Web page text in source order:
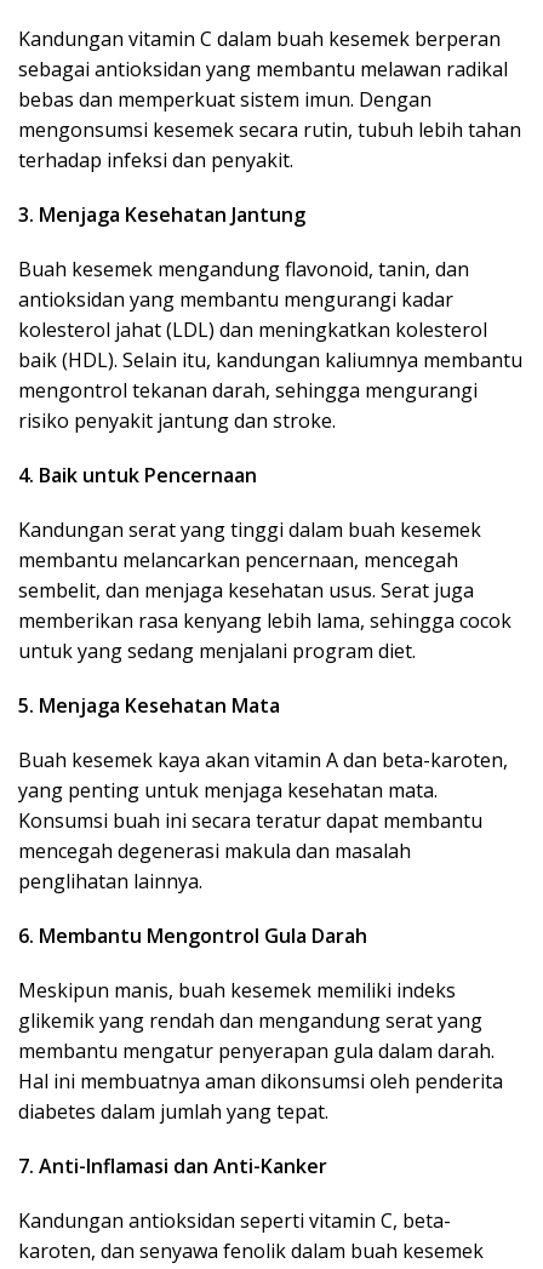
Kandungan vitamin C dalam buah kesemek berperan
sebagai antioksidan yang membantu melawan radikal
bebas dan memperkuat sistem imun. Dengan
mengonsumsi kesemek secara rutin, tubuh lebih tahan
terhadap infeksi dan penyakit.
3. Menjaga Kesehatan Jantung
Buah kesemek mengandung flavonoid, tanin, dan
antioksidan yang membantu mengurangi kadar
kolesterol jahat (LDL) dan meningkatkan kolesterol
baik (HDL). Selain itu, kandungan kaliumnya membantu
mengontrol tekanan darah, sehingga mengurangi
risiko penyakit jantung dan stroke.
4. Baik untuk Pencernaan
Kandungan serat yang tinggi dalam buah kesemek
membantu melancarkan pencernaan, mencegah
sembelit, dan menjaga kesehatan usus. Serat juga
memberikan rasa kenyang lebih lama, sehingga cocok
untuk yang sedang menjalani program diet.
5. Menjaga Kesehatan Mata
Buah kesemek kaya akan vitamin A dan beta-karoten,
yang penting untuk menjaga kesehatan mata.
Konsumsi buah ini secara teratur dapat membantu
mencegah degenerasi makula dan masalah
penglihatan lainnya.
6. Membantu Mengontrol Gula Darah
Meskipun manis, buah kesemek memiliki indeks
glikemik yang rendah dan mengandung serat yang
membantu mengatur penyerapan gula dalam darah.
Hal ini membuatnya aman dikonsumsi oleh penderita
diabetes dalam jumlah yang tepat.
7. Anti-Inflamasi dan Anti-Kanker
Kandungan antioksidan seperti vitamin C, beta-
karoten, dan senyawa fenolik dalam buah kesemek